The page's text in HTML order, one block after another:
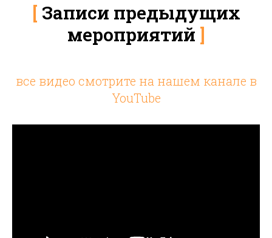
[ Записи предыдущих
мероприятий ]
все видео смотрите на нашем канале в
YouTube